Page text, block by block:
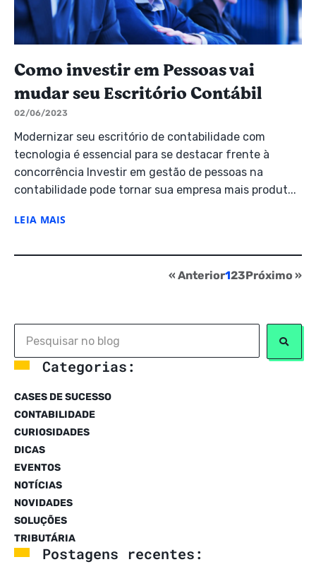
Como investir em Pessoas vai
mudar seu Escritório Contábil
02/06/2023
Modernizar seu escritório de contabilidade com
tecnologia é essencial para se destacar frente à
concorrência Investir em gestão de pessoas na
contabilidade pode tornar sua empresa mais produt...
LEIA MAIS
« Anterior123Próximo »
Categorias:
CASES DE SUCESSO
CONTABILIDADE
CURIOSIDADES
DICAS
EVENTOS
NOTÍCIAS
NOVIDADES
SOLUÇÕES
TRIBUTÁRIA
Postagens recentes: